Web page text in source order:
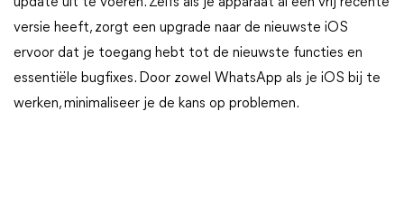
versie heeft, zorgt een upgrade naar de nieuwste iOS
ervoor dat je toegang hebt tot de nieuwste functies en
essentiële bugfixes. Door zowel WhatsApp als je iOS bij te
werken, minimaliseer je de kans op problemen.